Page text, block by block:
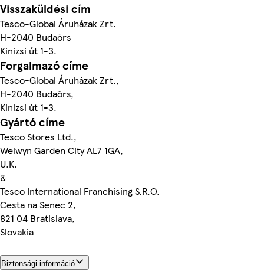
Visszaküldési cím
Tesco-Global Áruházak Zrt.
H-2040 Budaörs
Kinizsi út 1-3.
Forgalmazó címe
Tesco-Global Áruházak Zrt.,
H-2040 Budaörs,
Kinizsi út 1-3.
Gyártó címe
Tesco Stores Ltd.,
Welwyn Garden City AL7 1GA,
U.K.
&
Tesco International Franchising S.R.O.
Cesta na Senec 2,
821 04 Bratislava,
Slovakia
Biztonsági információ